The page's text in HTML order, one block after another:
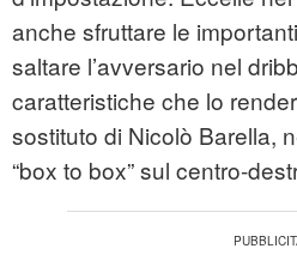
anche sfruttare le
saltare l’avversario nel
caratteristiche che lo
sostituto di Nicolò Barella,
“box to box” sul centro-